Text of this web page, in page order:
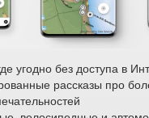
угодно без доступа в
рассказы про